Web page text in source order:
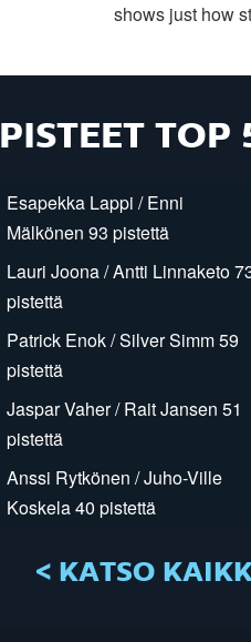
shows just how
PISTEET TOP
Esapekka Lappi / Enni
Mälkönen 93 pistettä
Lauri Joona / Antti Linnaketo
pistettä
Patrick Enok / Silver Simm 59
pistettä
Jaspar Vaher / Rait Jansen 51
pistettä
Anssi Rytkönen / Juho-Ville
Koskela 40 pistettä
< KATSO